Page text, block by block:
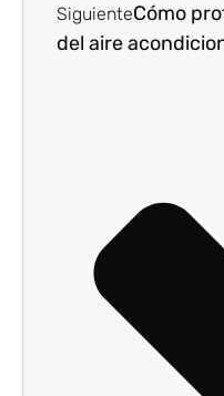
SiguienteCómo
del aire